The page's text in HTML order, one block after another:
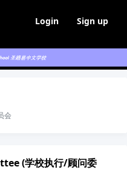
Login Sign up
会
(学校执行/顾问委